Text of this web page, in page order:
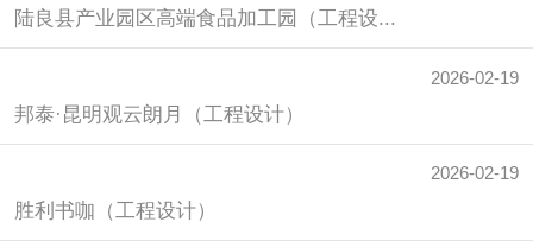
陆良县产业园区高端食品加工园（工程设...
2026-02-19
邦泰·昆明观云朗月（工程设计）
2026-02-19
胜利书咖（工程设计）
陆良县产业园区高端食品加工园（工程施...
邦泰·昆明观云朗月（工程施工）
陆良县产业园区高端食品加工园（工程实...
邦泰·昆明观云朗月（工程实例）